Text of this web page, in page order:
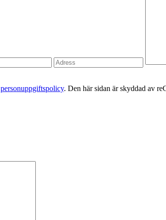
personuppgiftspolicy. Den här sidan är skyddad av